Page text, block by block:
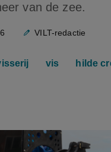
van de zee.
VILT-redactie
vis
hilde